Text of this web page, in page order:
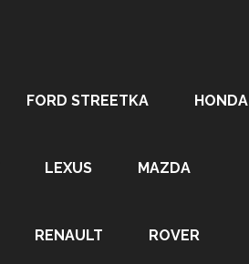
FORD STREETKA HONDA
LEXUS MAZDA
RENAULT ROVER